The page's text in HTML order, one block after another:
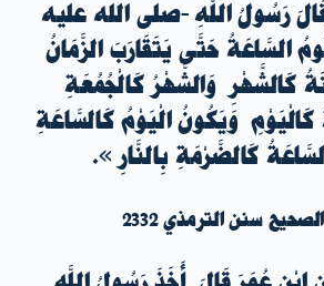
رَسُولُ اللَّهِ -صلى الله عليه
السَّاعَةُ حَتَّى يَتَقَارَبَ الزَّمَانُ
كَالشَّهْرِ وَالشَّهْرُ كَالْجُمُعَةِ
وَيَكُونُ الْيَوْمُ كَالسَّاعَةِ
كَالضَّرْمَةِ بِالنَّارِ ».
سنن الترمذي 2332